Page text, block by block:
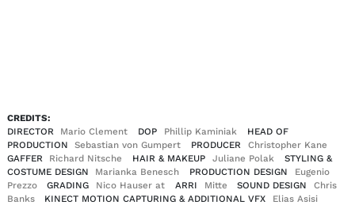
CREDITS:
DIRECTOR
Mario Clement DOP Phillip Kaminiak
HEAD OF
PRODUCTION
Sebastian von Gumpert PRODUCER
Christopher Kane
GAFFER
Richard Nitsche HAIR & MAKEUP Juliane Polak
STYLING &
COSTUME DESIGN
Marianka Benesch PRODUCTION DESIGN
Eugenio
Prezzo
GRADING Nico Hauser at ARRI Mitte SOUND DESIGN
Chris
Banks
KINECT MOTION CAPTURING & ADDITIONAL VFX
Elias Asisi